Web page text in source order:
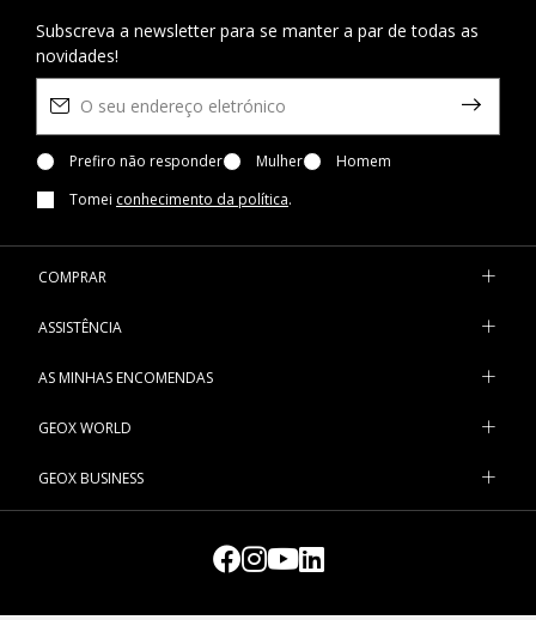
Subscreva a newsletter para se manter a par de todas as
novidades!
Prefiro não responder Mulher
Homem
Tomei conhecimento da política.
COMPRAR
ASSISTÊNCIA
AS MINHAS ENCOMENDAS
GEOX WORLD
GEOX BUSINESS